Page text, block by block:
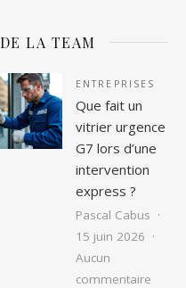
LA TEAM
ENTREPRISES
Que fait un
vitrier urgence
G7 lors d’une
intervention
express ?
Pascal Cabus
15 juin 2026
Aucun
commentaire